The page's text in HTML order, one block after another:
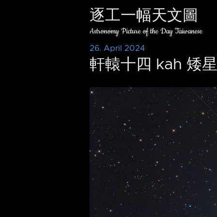
逐工一幅天文圖
Astronomy Picture of the Day Taiwanese
26. April 2024
軒轅十四 kah 矮